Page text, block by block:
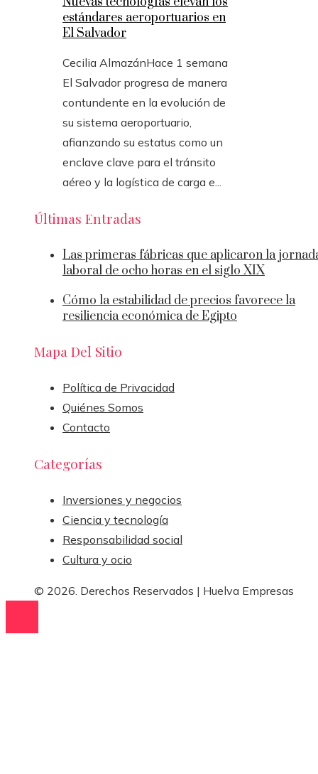
estándares aeroportuarios en
El Salvador
Cecilia AlmazánHace 1 semana
El Salvador progresa de manera
contundente en la evolución de
su sistema aeroportuario,
afianzando su estatus como un
enclave clave para el tránsito
aéreo y la logística de carga e...
Últimas Entradas
Las primeras fábricas que aplicaron la
laboral de ocho horas en el siglo XIX
Cómo la estabilidad de precios favorece la
resiliencia económica de Egipto
Mapa Del Sitio
Política de Privacidad
Quiénes Somos
Contacto
Categorías
Inversiones y negocios
Ciencia y tecnología
Responsabilidad social
Cultura y ocio
© 2026. Derechos Reservados | Huelva Empresas